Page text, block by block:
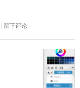
留下评论